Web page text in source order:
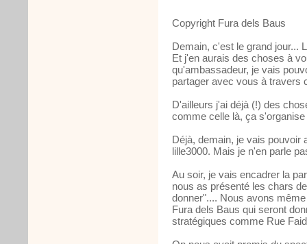
Copyright Fura dels Baus
Demain, c'est le grand jour...
Et j'en aurais des choses à
qu'ambassadeur, je vais
partager avec vous à travers
D'ailleurs j'ai déjà (!) des
comme celle là, ça
Déjà, demain, je vais pouvoir
lille3000. Mais je n'en parle
Au soir, je vais encadrer la
nous as présenté les chars
donner".... Nous avons
Fura dels Baus qui seront
stratégiques comme Rue